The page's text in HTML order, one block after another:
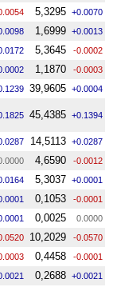
5,3295 +0.0070
1,6999 +0.0013
5,3645 -0.0002
1,1870 -0.0003
39,9605 +0.0004
45,4385 +0.1394
14,5113 +0.0287
4,6590 -0.0012
5,3037 +0.0001
0,1053 -0.0001
0,0025 0.0000
10,2029 -0.0570
0,4458 -0.0001
0,2688 +0.0021